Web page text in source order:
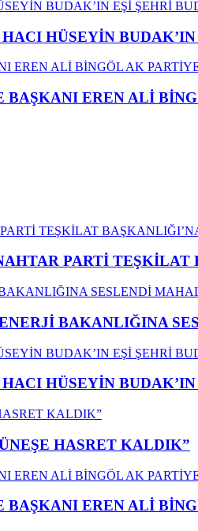
HÜSEYİN
EREN ALİ
PARTİ
ENERJİ BAKANLIĞINA
HÜSEYİN
HASRET KALDIK”
EREN ALİ